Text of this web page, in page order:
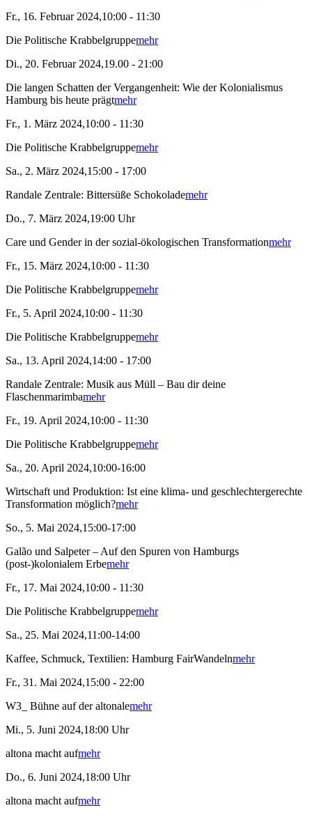
Fr., 16. Februar 2024,10:00 - 11:30
Die Politische Krabbelgruppemehr
Di., 20. Februar 2024,19.00 - 21:00
Die langen Schatten der Vergangenheit: Wie der Kolonialismus
Hamburg bis heute prägtmehr
Fr., 1. März 2024,10:00 - 11:30
Die Politische Krabbelgruppemehr
Sa., 2. März 2024,15:00 - 17:00
Randale Zentrale: Bittersüße Schokolademehr
Do., 7. März 2024,19:00 Uhr
Care und Gender in der sozial-ökologischen Transformationmehr
Fr., 15. März 2024,10:00 - 11:30
Die Politische Krabbelgruppemehr
Fr., 5. April 2024,10:00 - 11:30
Die Politische Krabbelgruppemehr
Sa., 13. April 2024,14:00 - 17:00
Randale Zentrale: Musik aus Müll – Bau dir deine
Flaschenmarimbamehr
Fr., 19. April 2024,10:00 - 11:30
Die Politische Krabbelgruppemehr
Sa., 20. April 2024,10:00-16:00
Wirtschaft und Produktion: Ist eine klima- und geschlechtergerechte
Transformation möglich?mehr
So., 5. Mai 2024,15:00-17:00
Galão und Salpeter – Auf den Spuren von Hamburgs
(post-)kolonialem Erbemehr
Fr., 17. Mai 2024,10:00 - 11:30
Die Politische Krabbelgruppemehr
Sa., 25. Mai 2024,11:00-14:00
Kaffee, Schmuck, Textilien: Hamburg FairWandelnmehr
Fr., 31. Mai 2024,15:00 - 22:00
W3_ Bühne auf der altonalemehr
Mi., 5. Juni 2024,18:00 Uhr
altona macht aufmehr
Do., 6. Juni 2024,18:00 Uhr
altona macht aufmehr